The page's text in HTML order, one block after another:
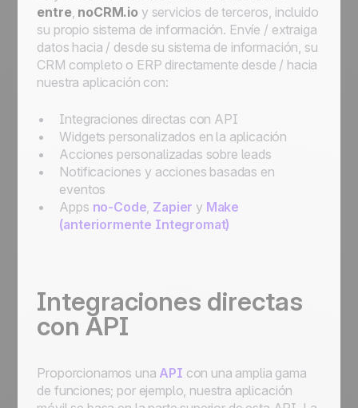
su elección
Cómo empezar con la automatización:
automatice los flujos de trabajo para
optimizar los procesos
entre, noCRM.io y servicios de terceros, incluido
su propio sistema de información. Envíe / extraiga
datos hacia / desde su sistema de información, su
CRM completo o ERP directamente desde / hacia
nuestra aplicación con:
Integraciones directas con API
Widgets personalizados en la aplicación
Acciones personalizadas sobre leads
Notificaciones y acciones basadas en
eventos
Apps no-Code, Zapier y Make
(anteriormente Integromat)
Integraciones directas
con API
Proporcionamos una API con una amplia gama
de funciones; por ejemplo, nuestra aplicación